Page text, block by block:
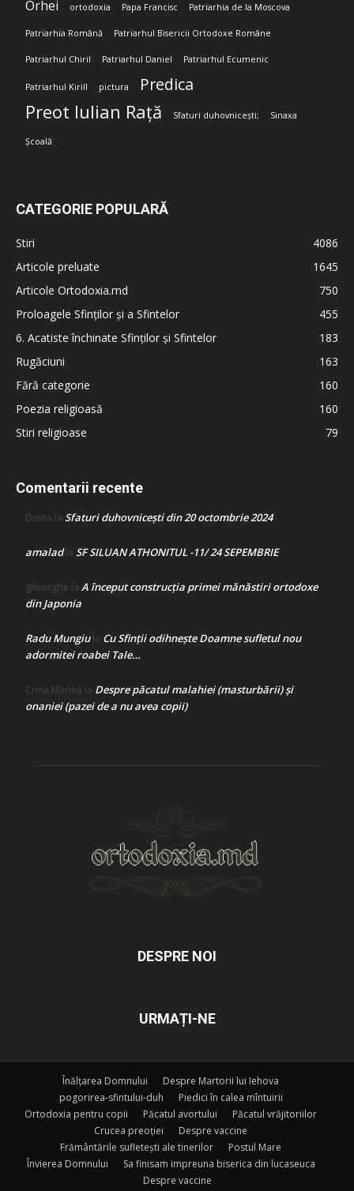
Orhei ortodoxia Papa Francisc Patriarhia de la Moscova
Patriarhia Română Patriarhul Bisericii Ortodoxe Române
Patriarhul Chiril Patriarhul Daniel Patriarhul Ecumenic
Patriarhul Kirill pictura Predica
Preot Iulian Rață Sfaturi duhovnicești; Sinaxa
Școală
CATEGORIE POPULARĂ
Stiri
4086
Articole preluate
1645
Articole Ortodoxia.md
750
Proloagele Sfinților și a Sfintelor
455
6. Acatiste închinate Sfinților și Sfintelor
183
Rugăciuni
163
Fără categorie
160
Poezia religioasă
160
Stiri religioase
79
Comentarii recente
Doina la Sfaturi duhovnicești din 20 octombrie 2024
amaladla SF SILUAN ATHONITUL -11/ 24 SEPEMBRIE
gheorghe la A început construcţia primei mănăstiri ortodoxe
din Japonia
Radu Mungiula Cu Sfinții odihnește Doamne sufletul nou
adormitei roabei Tale…
Crina Marina la Despre păcatul malahiei (masturbării) şi
onaniei (pazei de a nu avea copii)
DESPRE NOI
URMAȚI-NE
Înălțarea Domnului
Despre Martorii lui Iehova
pogorirea-sfintului-duh
Piedici în calea mîntuirii
Ortodoxia pentru copii
Păcatul avortului
Păcatul vrăjitoriilor
Crucea preoției
Despre vaccine
Frământările sufletești ale tinerilor
Postul Mare
Învierea Domnului
Sa finisam impreuna biserica din lucaseuca
Despre vaccine